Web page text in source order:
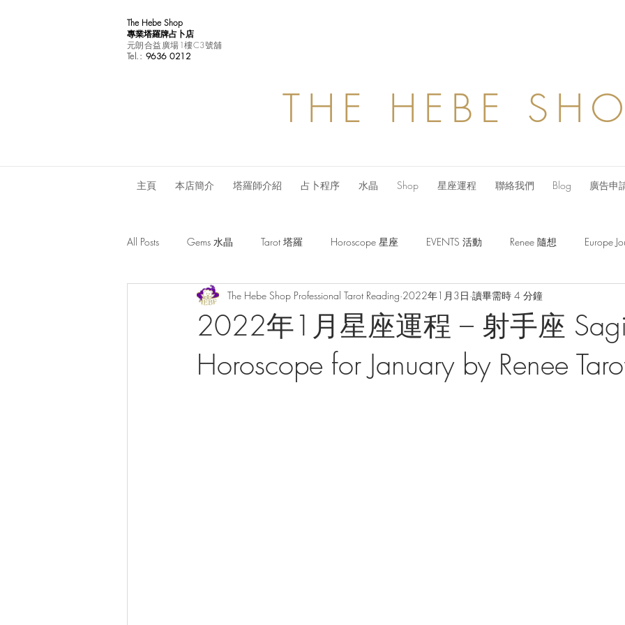
The Hebe Shop
專業塔羅牌占卜店
元朗合益廣場1樓C3號舖
Tel.: 9636 0212
THE HEBE
主頁 本店簡介 塔羅師介紹 占卜程序 水晶 Shop 星座運程 聯絡我們 Blog 廣告申
All Posts Gems 水晶 Tarot 塔羅 Horoscope 星座 EVENTS 活動 Renee 隨想 Europe
Monthly Horoscope 每月星座運程
2022年1月星座運程 – 射手座
Horoscope for January by Renee
The Hebe Shop Professional Tarot Reading 2022年1月3日 讀畢需時 4 分鐘